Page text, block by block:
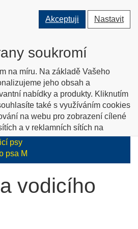
Akceptuji Nastavit
soukromí
na míru. Na základě Vašeho
jeho obsah a
nabídky a produkty. Kliknutím
také s využíváním cookies
na webu pro zobrazení cílené
a v reklamních sítích na
reklamu si můžete podrobněji
Přepnout
uživatele
Přepnout
vyhledávání
Jak nakupovat Katalog zboží
English info
pro zrakově postižené
psy
psa M
vodicího